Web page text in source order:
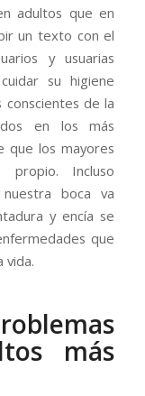
adultos que en
un texto con el
y usuarias
su higiene
conscientes de la
en los más
que los mayores
Incluso
boca va
y encía se
que
vida.
más